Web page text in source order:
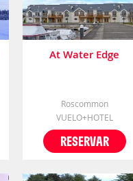
At Water Edge
Roscommon
VUELO+HOTEL
RESERVAR